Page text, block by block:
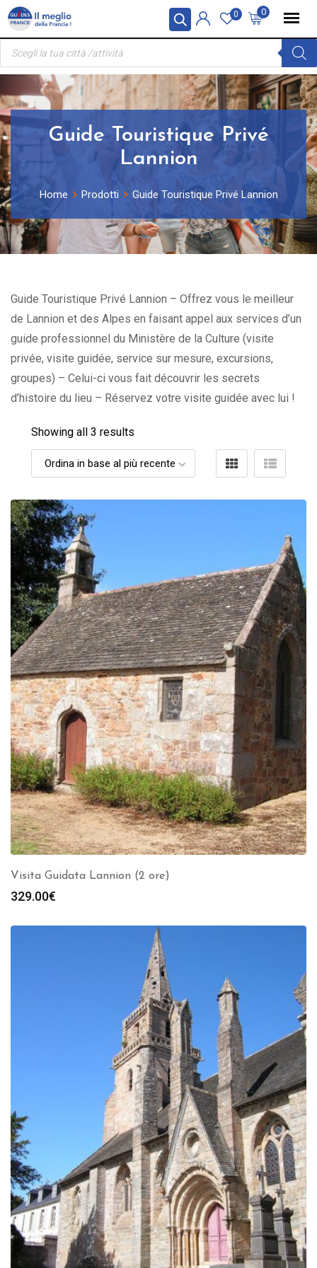
Pannello di gestione dei cookies
Skip
content
0
0
Ricerca
prodotti
Guide Touristique Privé
Lannion
Home Prodotti Guide Touristique Privé Lannion
Guide Touristique Privé Lannion – Offrez vous le meilleur
de Lannion et des Alpes en faisant appel aux services d’un
guide professionnel du Ministère de la Culture (visite
privée, visite guidée, service sur mesure, excursions,
groupes) – Celui-ci vous fait découvrir les secrets
d’histoire du lieu – Réservez votre visite guidée avec lui !
Showing all 3 results
Visita Guidata Lannion (2 ore)
329.00€